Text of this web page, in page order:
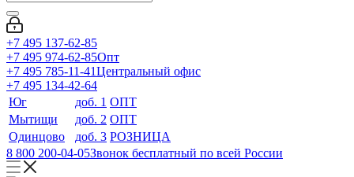
+7 495 137-62-85
+7 495 974-62-85Опт
+7 495 785-11-41Центральный офис
+7 495 134-42-64
Юг
доб. 1 ОПТ
Мытищи
доб. 2 ОПТ
Одинцово
доб. 3 РОЗНИЦА
8 800 200-04-05Звонок бесплатный по всей России